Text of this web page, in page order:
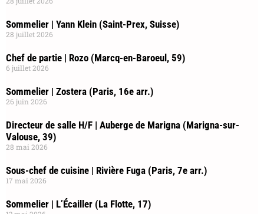
Sommelier | Yann Klein (Saint-Prex, Suisse)
28 juillet 2026
Chef de partie | Rozo (Marcq-en-Baroeul, 59)
6 juillet 2026
Sommelier | Zostera (Paris, 16e arr.)
26 juin 2026
Directeur de salle H/F | Auberge de Marigna (Marigna-sur-
Valouse, 39)
28 mai 2026
Sous-chef de cuisine | Rivière Fuga (Paris, 7e arr.)
17 mai 2026
Sommelier | L’Écailler (La Flotte, 17)